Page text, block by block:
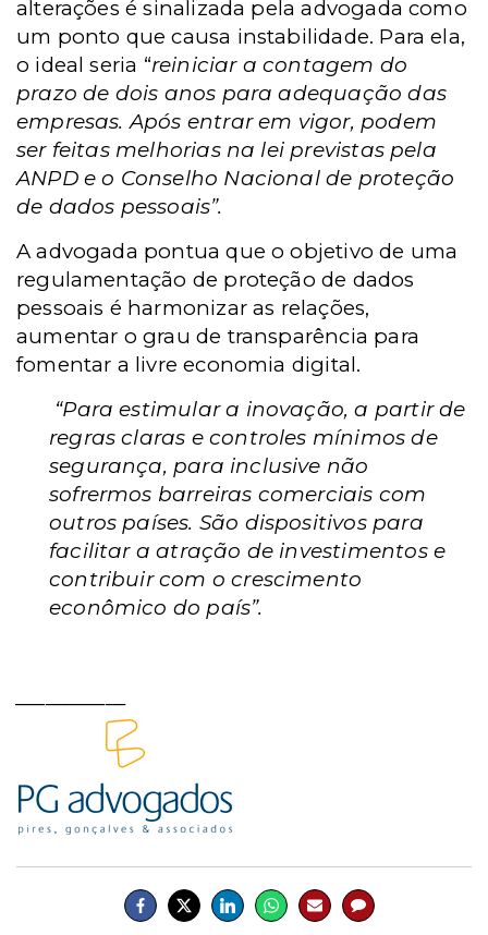
alterações é sinalizada pela advogada como
um ponto que causa instabilidade. Para ela,
o ideal seria “reiniciar a contagem do
prazo de dois anos para adequação das
empresas. Após entrar em vigor, podem
ser feitas melhorias na lei previstas pela
ANPD e o Conselho Nacional de proteção
de dados pessoais”.
A advogada pontua que o objetivo de uma
regulamentação de proteção de dados
pessoais é harmonizar as relações,
aumentar o grau de transparência para
fomentar a livre economia digital.
“Para estimular a inovação, a partir de
regras claras e controles mínimos de
segurança, para inclusive não
sofrermos barreiras comerciais com
outros países. São dispositivos para
facilitar a atração de investimentos e
contribuir com o crescimento
econômico do país”.